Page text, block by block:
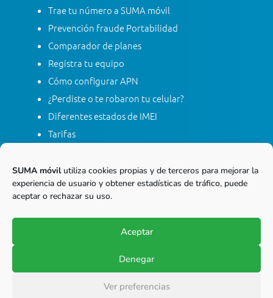
SUMA móvilutiliza cookies propias y de terceros para mejorar la
experiencia de usuario y obtener estadísticas de tráfico, puede
aceptar o rechazar su uso.
Aceptar
Denegar
Ver preferencias
Trae tu número a SUMA móvil
Prevención fraude Portabilidad
Comparador de planes
Registra tu equipo
Cómo configurar APN
¿Perdiste o te robaron tu celular?
Diferentes estados de IMEI
Tarifas
Apagón red móvil 2G
01 8000 415 268
Todos los derechos reservados.